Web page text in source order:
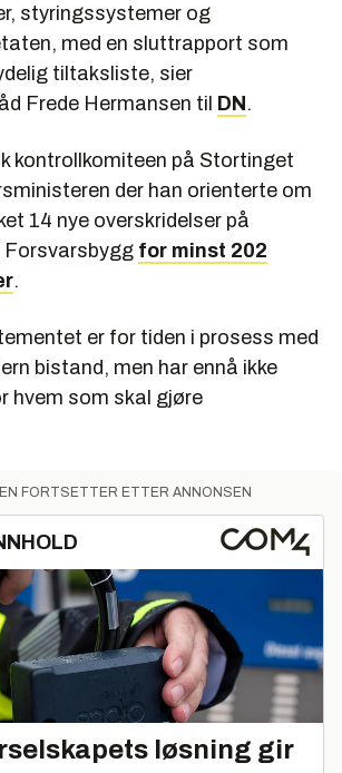
styringssystemer og
med en sluttrapport som
tiltaksliste, sier
Frede Hermansen til DN.
kontrollkomiteen på Stortinget
der han orienterte om
14 nye overskridelser på
for minst 202
.
er for tiden i prosess med
bistand, men har ennå ikke
hvem som skal gjøre
FORTSETTER ETTER ANNONSEN
løsning gir